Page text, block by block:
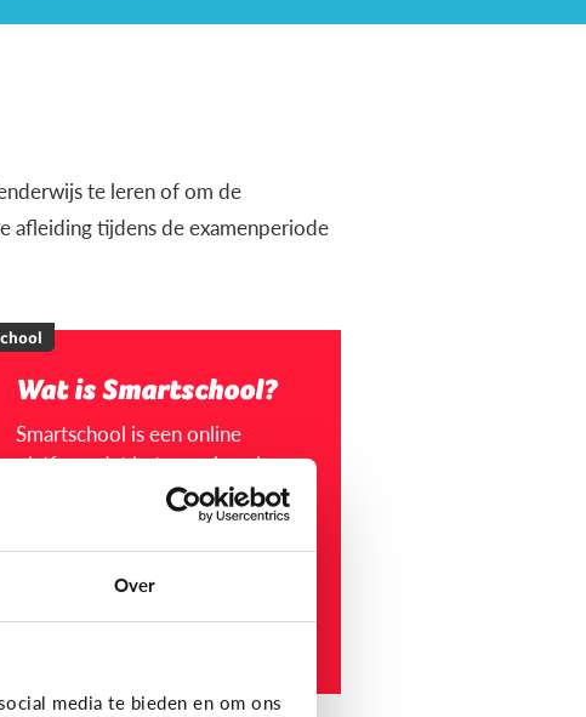
Over
media te bieden en om ons
te leren of om de
afleiding tijdens de examenperiode
Wat is Smartschool?
Smartschool is een online
platform dat het voor jou als
ouder makkelijk maakt om in
contact te blijven met de
school.